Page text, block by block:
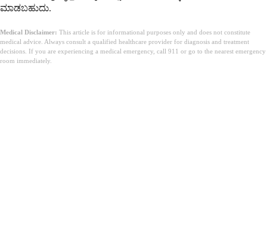
ಮಾಡಬಹುದು.
Medical Disclaimer: This article is for informational purposes only and does not constitute
medical advice. Always consult a qualified healthcare provider for diagnosis and treatment
decisions. If you are experiencing a medical emergency, call 911 or go to the nearest emergency
room immediately.